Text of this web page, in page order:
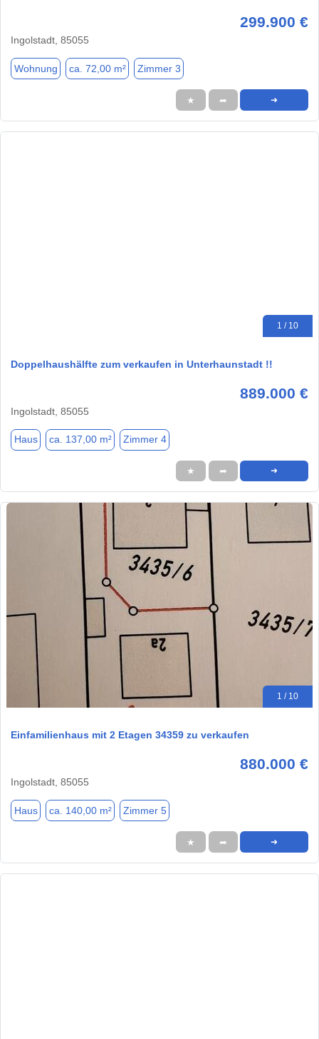
299.900 €
Ingolstadt, 85055
Wohnung ca. 72,00 m² Zimmer 3
★ ➦ ➜
1 / 10
Doppelhaushälfte zum verkaufen in Unterhaunstadt !!
889.000 €
Ingolstadt, 85055
Haus ca. 137,00 m² Zimmer 4
★ ➦ ➜
1 / 10
Einfamilienhaus mit 2 Etagen 34359 zu verkaufen
880.000 €
Ingolstadt, 85055
Haus ca. 140,00 m² Zimmer 5
★ ➦ ➜